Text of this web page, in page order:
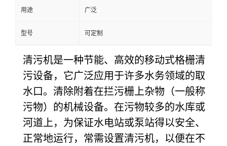
用途 广泛
型号 可定制
清污机是一种节能、高效的移动式格栅清
污设备，它广泛应用于许多水务领域的取
水口。清除附着在拦污栅上杂物（一般称
污物）的机械设备。在污物较多的水库或
河道上，为保证水电站或泵站得以安全、
正常地运行，常需设置清污机，以便在不